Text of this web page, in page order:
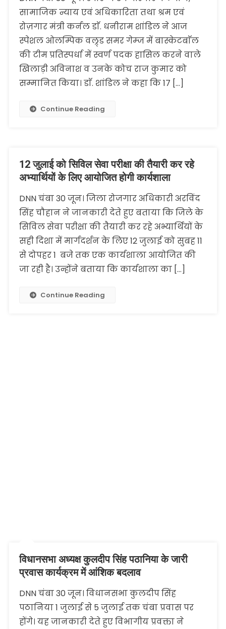
सामाजिक न्याय एवं अधिकारिता तथा श्रम एवं
रोज़गार मंत्री कर्नल डाॅ. धनीराम शांडिल ने आज
स्पेशल ओलम्पिक वल्र्ड समर गेम्ज में बास्केटबाॅल
की टीम प्रतिस्पर्धा में स्वर्ण पदक हासिल करने वाले
खिलाड़ी अविनाश व उनके कोच राज कुमार को
सम्मानित किया। डाॅ. शांडिल ने कहा कि 17 […]
Continue Reading
12 जुलाई को सिविल सेवा परीक्षा की तैयारी कर रहे
अभ्यार्थियों के लिए आयोजित होगी कार्यशाला
DNN चंबा 30 जून। जिला रोजगार अधिकारी अरविंद
सिंह चौहान ने जानकारी देते हुए बताया कि जिले के
सिविल सेवा परीक्षा की तैयारी कर रहे अभ्यार्थियों के
सही दिशा में मार्गदर्शन के लिए 12 जुलाई को सुबह 11
से दोपहर 1 बजे तक एक कार्यशाला आयोजित की
जा रही है। उन्होंने बताया कि कार्यशाला का […]
Continue Reading
विधानसभा अध्यक्ष कुलदीप सिंह पठानिया के जारी
प्रवास कार्यक्रम में आंशिक बदलाव
DNN चंबा 30 जून। विधानसभा कुलदीप सिंह
पठानिया 1 जुलाई से 5 जुलाई तक चंबा प्रवास पर
होंगे। यह जानकारी देते हुए विभागीय प्रवक्ता ने